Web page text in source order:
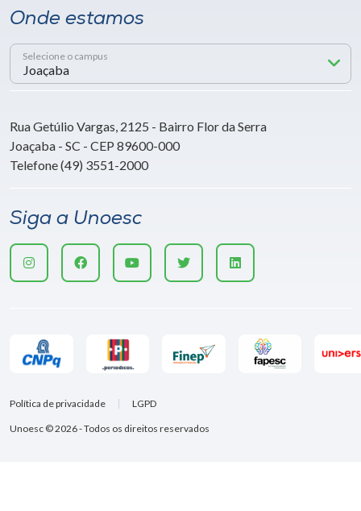
Onde estamos
Selecione o campus
Rua Getúlio Vargas, 2125 - Bairro Flor da Serra
Joaçaba - SC - CEP 89600-000
Telefone (49) 3551-2000
Siga a Unoesc
Unoesc © 2026 - Todos os direitos reservados
Política de privacidade LGPD